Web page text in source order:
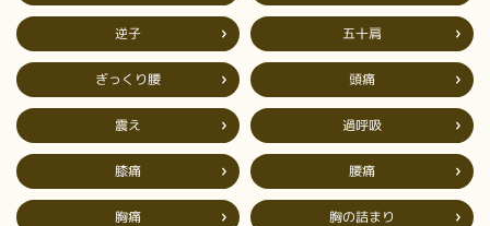
逆子 五十肩
ぎっくり腰 頭痛
震え 過呼吸
膝痛 腰痛
胸痛 胸の詰まり